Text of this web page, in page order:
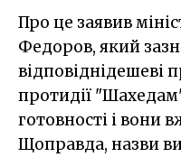
Про це заявив
Федоров, який
відповіднідешеві
протидії
готовності і вони
Щоправда, назви